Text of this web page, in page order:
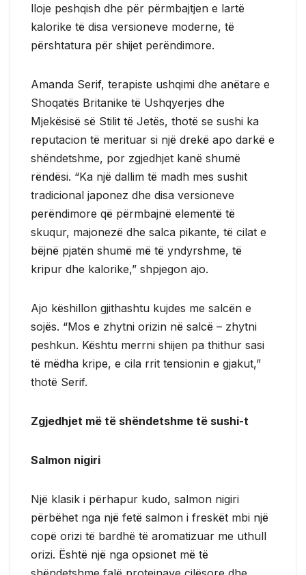
lloje peshqish dhe për përmbajtjen e lartë
kalorike të disa versioneve moderne, të
përshtatura për shijet perëndimore.
Amanda Serif, terapiste ushqimi dhe anëtare e
Shoqatës Britanike të Ushqyerjes dhe
Mjekësisë së Stilit të Jetës, thotë se sushi ka
reputacion të merituar si një drekë apo darkë e
shëndetshme, por zgjedhjet kanë shumë
rëndësi. “Ka një dallim të madh mes sushit
tradicional japonez dhe disa versioneve
perëndimore që përmbajnë elementë të
skuqur, majonezë dhe salca pikante, të cilat e
bëjnë pjatën shumë më të yndyrshme, të
kripur dhe kalorike,” shpjegon ajo.
Ajo këshillon gjithashtu kujdes me salcën e
sojës. “Mos e zhytni orizin në salcë – zhytni
peshkun. Kështu merrni shijen pa thithur sasi
të mëdha kripe, e cila rrit tensionin e gjakut,”
thotë Serif.
Zgjedhjet më të shëndetshme të sushi-t
Salmon nigiri
Një klasik i përhapur kudo, salmon nigiri
përbëhet nga një fetë salmon i freskët mbi një
copë orizi të bardhë të aromatizuar me uthull
orizi. Është një nga opsionet më të